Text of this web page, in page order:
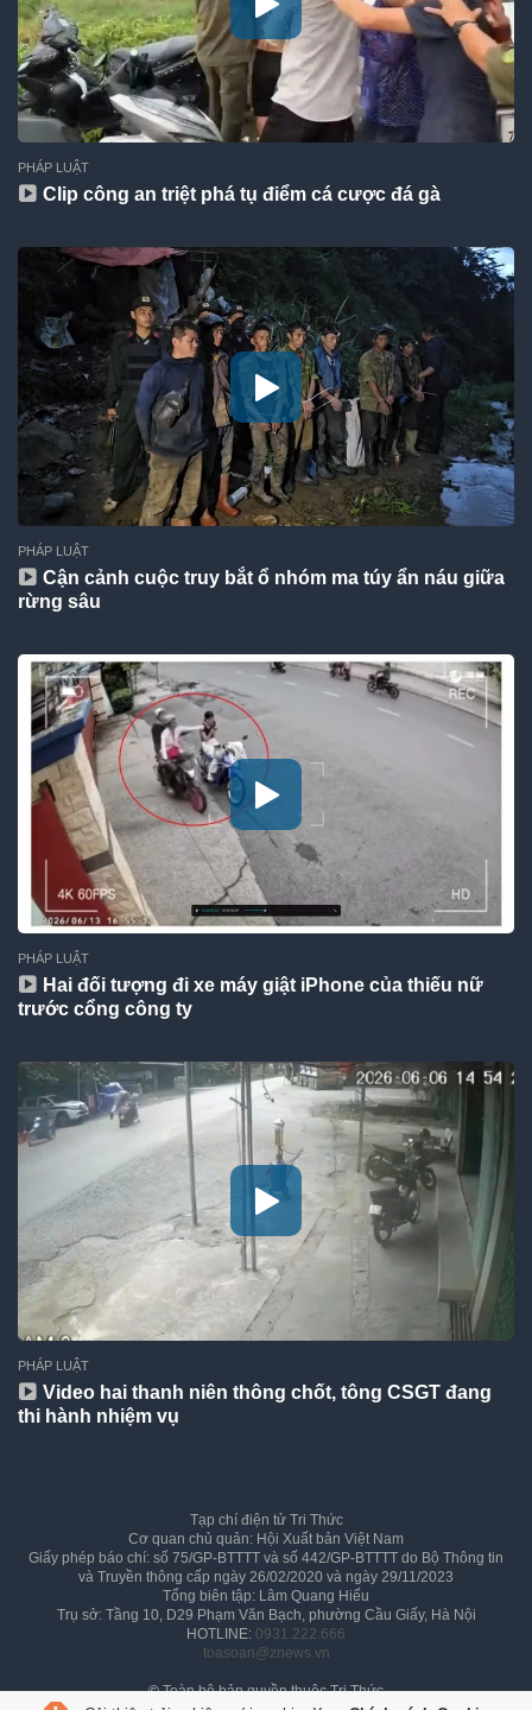
PHÁP LUẬT
Clip công an triệt phá tụ điểm cá cược đá gà
PHÁP LUẬT
Cận cảnh cuộc truy bắt ổ nhóm ma túy ẩn náu giữa
rừng sâu
PHÁP LUẬT
Hai đối tượng đi xe máy giật iPhone của thiếu nữ
trước cổng công ty
PHÁP LUẬT
Video hai thanh niên thông chốt, tông CSGT đang
thi hành nhiệm vụ
Tạp chí điện tử Tri Thức
Cơ quan chủ quản: Hội Xuất bản Việt Nam
Giấy phép báo chí: số 75/GP-BTTTT và số 442/GP-BTTTT do Bộ Thông tin
và Truyền thông cấp ngày 26/02/2020 và ngày 29/11/2023
Tổng biên tập: Lâm Quang Hiếu
Trụ sở: Tầng 10, D29 Phạm Văn Bạch, phường Cầu Giấy, Hà Nội
HOTLINE: 0931.222.666
toasoan@znews.vn
©Toàn bộ bản quyền thuộc Tri Thức